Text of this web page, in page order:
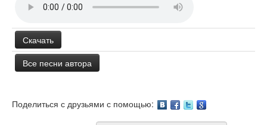
Скачать
Все песни автора
Поделиться с друзьями с помощью: